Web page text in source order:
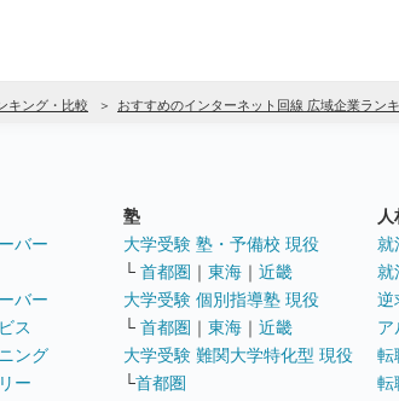
キング・比較 おすすめのインターネット回線 広域企業ラン
バー
バー
ス
ング
ー
塾
大学受験 塾・予備校 現役
└ 首都圏 ｜ 東海 ｜ 近畿
大学受験 個別指導塾 現役
└ 首都圏 ｜ 東海 ｜ 近畿
大学受験 難関大学特化型 現役
└首都圏
就
就
逆
ア
転
転